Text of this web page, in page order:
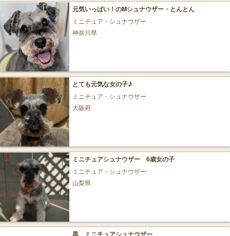
元気いっぱい！のMシュナウザー・とんとん
ミニチュア・シュナウザー
神奈川県
とても元気な女の子♪
ミニチュア・シュナウザー
大阪府
ミニチュアシュナウザー 6歳女の子
ミニチュア・シュナウザー
山梨県
黒 ミニチュアシュナウザー